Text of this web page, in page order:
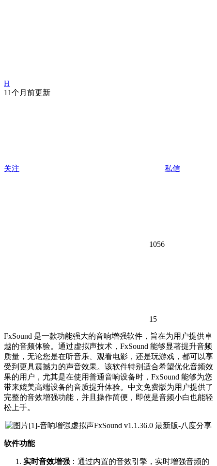
H
11个月前更新
关注 私信
1056
15
FxSound 是一款功能强大的音响增强软件，旨在为用户提供卓
越的音频体验。通过虚拟声技术，FxSound 能够显著提升音频
质量，无论您是在听音乐、观看电影，还是玩游戏，都可以享
受到更具震撼力的声音效果。该软件特别适合希望优化音频效
果的用户，尤其是在使用普通音响设备时，FxSound 能够为您
带来媲美高端设备的音质提升体验。中文免费版为用户提供了
完整的音效增强功能，并且操作简便，即使是音频小白也能轻
松上手。
软件功能
实时音效增强 ：通过内置的音效引擎，实时增强音频的